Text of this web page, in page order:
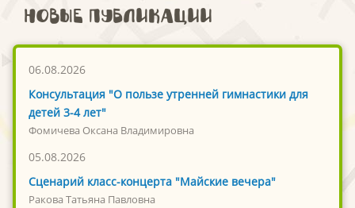
Новые публикации
06.08.2026
Консультация "О пользе утренней гимнастики для
детей 3-4 лет"
Фомичева Оксана Владимировна
05.08.2026
Сценарий класс-концерта "Майские вечера"
Ракова Татьяна Павловна